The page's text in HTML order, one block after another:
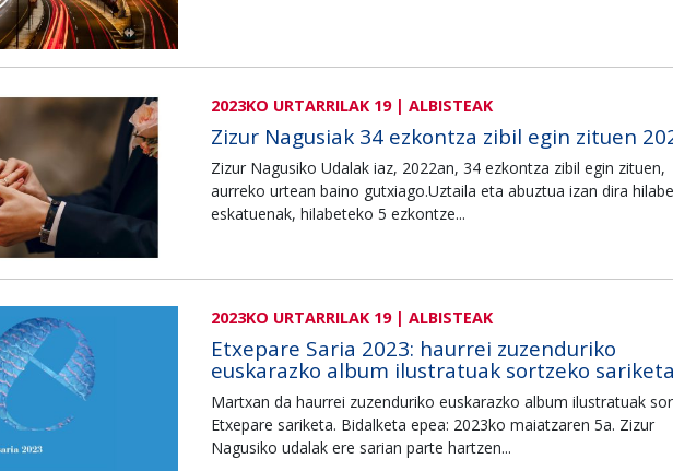
2023KO URTARRILAK 19 | ALBISTEAK
Zizur Nagusiak 34 ezkontza zibil egin zituen
Zizur Nagusiko Udalak iaz, 2022an, 34 ezkontza zibil egin zituen,
aurreko urtean baino gutxiago.Uztaila eta abuztua izan dira
eskatuenak, hilabeteko 5 ezkontze...
2023KO URTARRILAK 19 | ALBISTEAK
Etxepare Saria 2023: haurrei zuzenduriko
euskarazko album ilustratuak sortzeko sariketa
Martxan da haurrei zuzenduriko euskarazko album ilustratuak
Etxepare sariketa. Bidalketa epea: 2023ko maiatzaren 5a. Zizur
Nagusiko udalak ere sarian parte hartzen...